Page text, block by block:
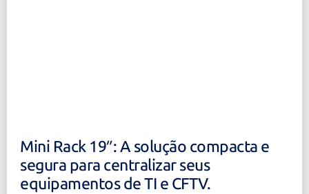
Mini Rack 19″: A solução compacta e
segura para centralizar seus
equipamentos de TI e CFTV.